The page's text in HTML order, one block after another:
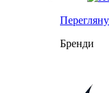
Бренди